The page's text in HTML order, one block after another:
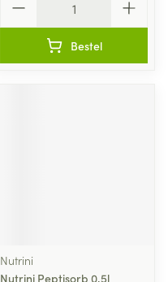
Bestel
Nutrini
Nutrini Peptisorb 0,5l